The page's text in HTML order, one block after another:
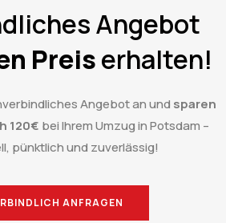
Angebot
Preiserhalten!
Angebot an und sparen
120€ bei Ihrem Umzug in Potsdam –
pünktlich und zuverlässig!
ANFRAGEN